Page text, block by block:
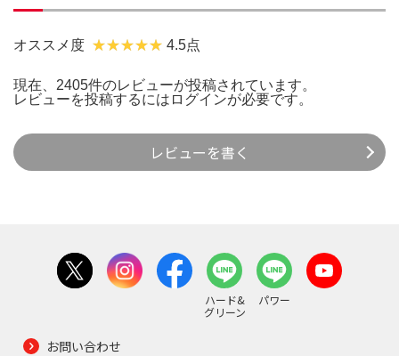
オススメ度 4.5点
現在、2405件のレビューが投稿されています。
レビューを投稿するには ログインが必要です。
レビューを書く
ハード&
グリーン
パワー
お問い合わせ